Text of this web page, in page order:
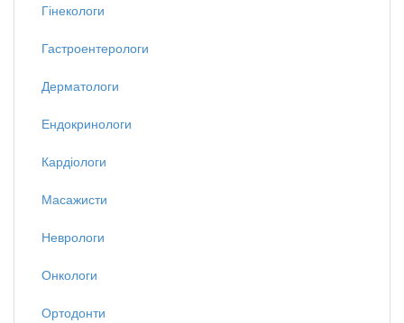
Гінекологи
Гастроентерологи
Дерматологи
Ендокринологи
Кардіологи
Масажисти
Неврологи
Онкологи
Ортодонти